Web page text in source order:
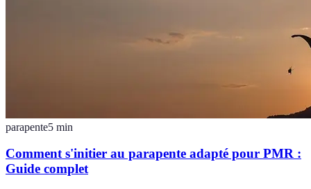
parapente5 min
Comment s'initier au parapente adapté pour PMR :
Guide complet